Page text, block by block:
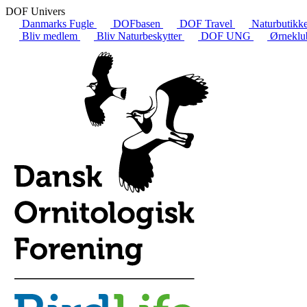
DOF Univers
Danmarks Fugle
DOFbasen DOF Travel
Bliv medlem
Bliv Naturbeskytter DOF UNG